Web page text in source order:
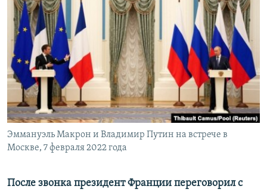
поиску
НАГОРНЫЙ КАРАБАХ
КУЛЬТУРА
СПОРТ
АРХИВ
Հայերեն
English
Русский
Все сайты Радио Азатутюн
Эммануэль Макрон и Владимир Путин на встрече в
Москве, 7 февраля 2022 года
После звонка президент Франции переговорил с